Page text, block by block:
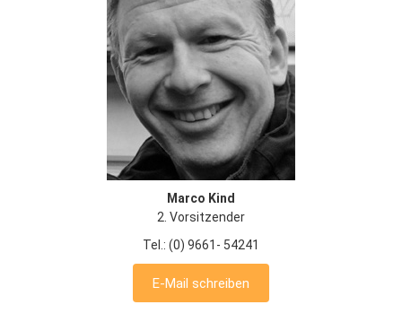
Marco Kind
2. Vorsitzender
Tel.: (0) 9661- 54241
E-Mail schreiben